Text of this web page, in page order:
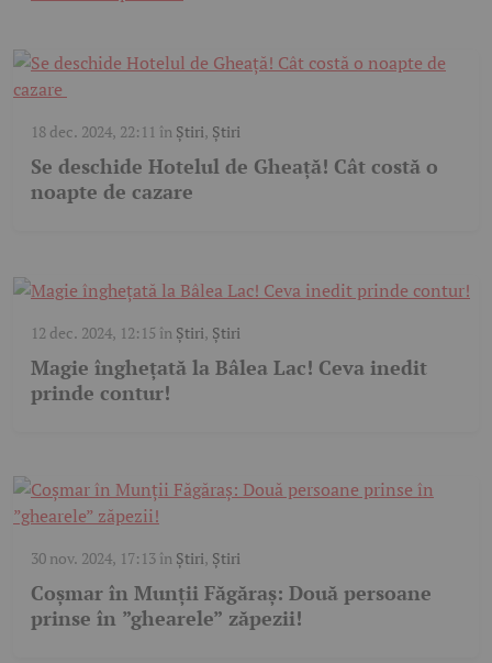
18 dec. 2024, 22:11 în Știri, Știri
Se deschide Hotelul de Gheață! Cât costă o
noapte de cazare
12 dec. 2024, 12:15 în Știri, Știri
Magie înghețată la Bâlea Lac! Ceva inedit
prinde contur!
30 nov. 2024, 17:13 în Știri, Știri
Coșmar în Munții Făgăraș: Două persoane
prinse în ”ghearele” zăpezii!